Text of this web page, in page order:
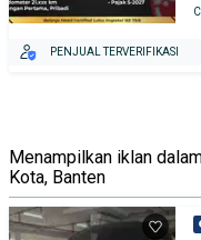
PENJUAL TERVERIFIKASI
Menampilkan iklan
Kota, Banten